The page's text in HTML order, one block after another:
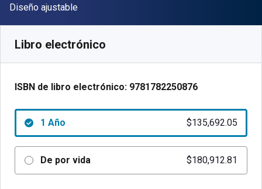
Formato
Diseño ajustable
Libro electrónico
ISBN de libro electrónico: 9781782250876
1 Año $135,692.05
De por vida $180,912.81